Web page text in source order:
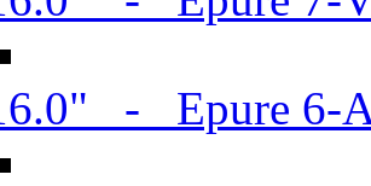
- Epure 6-